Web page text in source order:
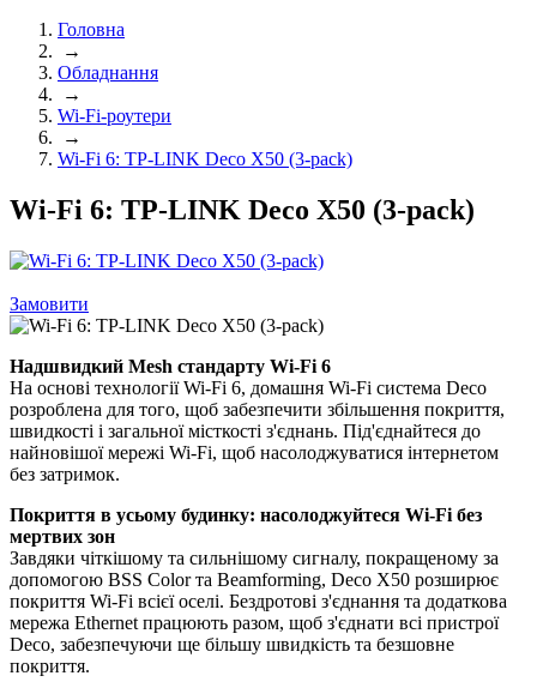
Головна
→
Обладнання
→
Wi-Fi-роутери
→
Wi-Fi 6: TP-LINK Deco X50 (3-pack)
Wi-Fi 6: TP-LINK Deco X50 (3-pack)
Замовити
Надшвидкий Mesh стандарту Wi-Fi 6
На основі технології Wi-Fi 6, домашня Wi-Fi система Deco
розроблена для того, щоб забезпечити збільшення покриття,
швидкості і загальної місткості з'єднань. Під'єднайтеся до
найновішої мережі Wi-Fi, щоб насолоджуватися інтернетом
без затримок.
Покриття в усьому будинку: насолоджуйтеся Wi-Fi без
мертвих зон
Завдяки чіткішому та сильнішому сигналу, покращеному за
допомогою BSS Color та Beamforming, Deco X50 розширює
покриття Wi-Fi всієї оселі. Бездротові з'єднання та додаткова
мережа Ethernet працюють разом, щоб з'єднати всі пристрої
Deco, забезпечуючи ще більшу швидкість та безшовне
покриття.